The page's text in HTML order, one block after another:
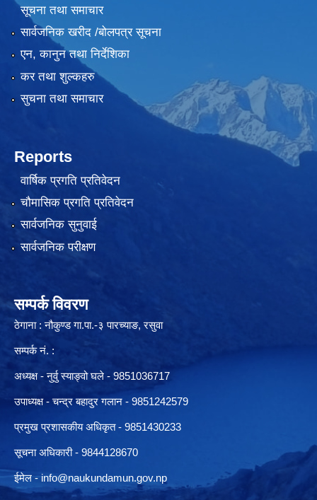
सूचना तथा समाचार
सार्वजनिक खरीद /बोलपत्र सूचना
एन, कानुन तथा निर्देशिका
कर तथा शुल्कहरु
सुचना तथा समाचार
Reports
वार्षिक प्रगति प्रतिवेदन
चौमासिक प्रगति प्रतिवेदन
सार्वजनिक सुनुवाई
सार्वजनिक परीक्षण
सम्पर्क विवरण
ठेगाना : नौकुण्ड गा.पा.-३ पारच्याङ, रसुवा
सम्पर्क नं. :
अध्यक्ष - नुर्वु स्याङ्वो घले - 9851036717
उपाध्यक्ष - चन्द्र बहादुर गलान - 9851242579
प्रमुख प्रशासकीय अधिकृत - 9851430233
सूचना अधिकारी - 9844128670
ईमेल - info@naukundamun.gov.np